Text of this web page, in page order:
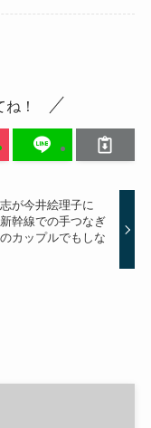
！
が今井絵理子に
新幹線での手つなぎ
カップルでもしな